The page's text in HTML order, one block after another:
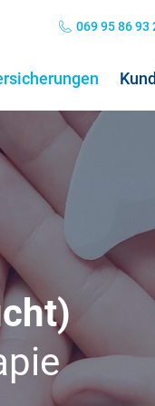
&
Ursachen &
Symptome &
069 95 86 93